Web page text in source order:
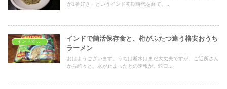
が1番好き」というインド初期時代を経て、...
インドで菌活保存食と、桁がふたつ違う格安おうち
ラーメン
おはようございます。うちは断水はまだ大丈夫ですが、ご近所さん
から続々と、水が止まったとの速報が。蛇口...